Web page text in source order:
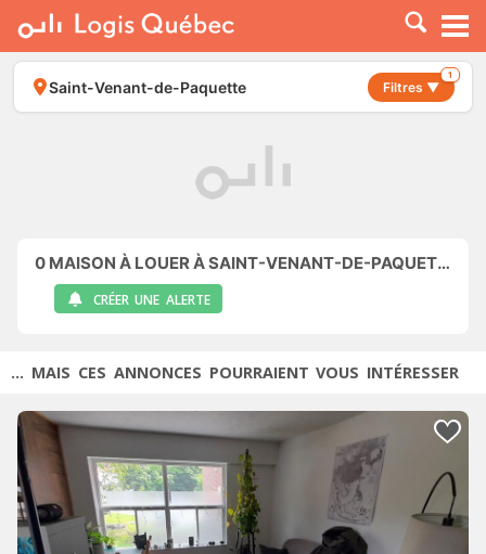
À LOUER
À VENDRE
PLACER UNE ANNONCE
Saint-Venant-de-Paquette Filtres ▼
1
0 MAISON À LOUER À SAINT-VENANT-DE-PAQUETTE
CRÉER UNE ALERTE
... MAIS CES ANNONCES POURRAIENT VOUS INTÉRESSER